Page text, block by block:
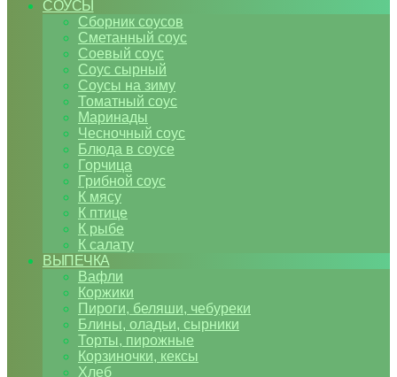
СОУСЫ
Сборник соусов
Сметанный соус
Соевый соус
Соус сырный
Соусы на зиму
Томатный соус
Маринады
Чесночный соус
Блюда в соусе
Горчица
Грибной соус
К мясу
К птице
К рыбе
К салату
ВЫПЕЧКА
Вафли
Коржики
Пироги, беляши, чебуреки
Блины, оладьи, сырники
Торты, пирожные
Корзиночки, кексы
Хлеб